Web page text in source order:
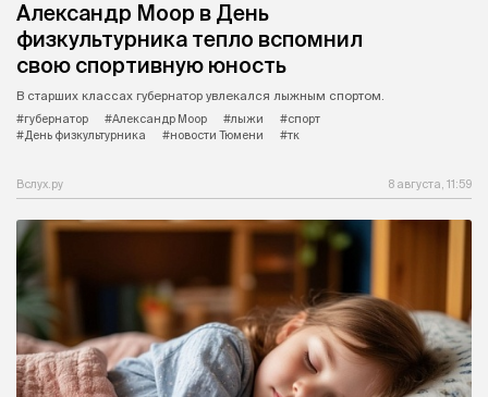
Александр Моор в День
физкультурника тепло вспомнил
свою спортивную юность
В старших классах губернатор увлекался лыжным спортом.
#губернатор
#Александр Моор #лыжи
#спорт
#День физкультурника
#новости Тюмени #тк
Вслух.ру 8 августа, 11:59